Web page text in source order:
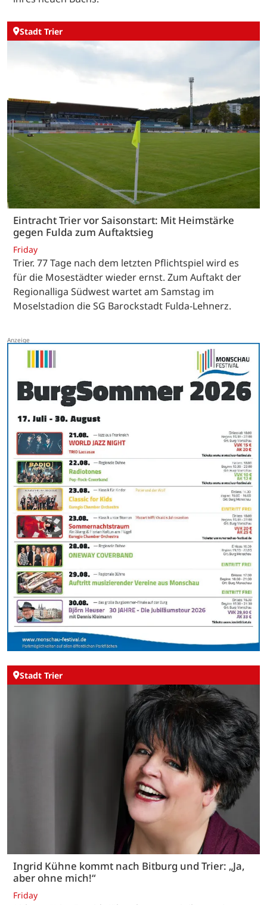
Stadt Trier
Eintracht Trier vor Saisonstart: Mit Heimstärke
gegen Fulda zum Auftaktsieg
Friday
Trier. 77 Tage nach dem letzten Pflichtspiel wird es
für die Mosestädter wieder ernst. Zum Auftakt der
Regionalliga Südwest wartet am Samstag im
Moselstadion die SG Barockstadt Fulda-Lehnerz.
Stadt Trier
Ingrid Kühne kommt nach Bitburg und Trier: „Ja,
aber ohne mich!“
Friday